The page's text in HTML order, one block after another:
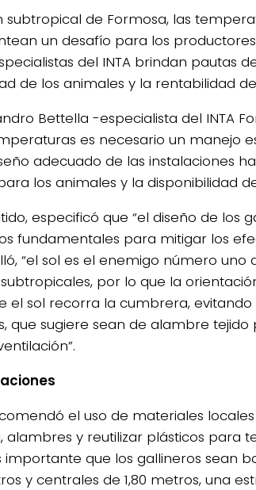
subtropical de Formosa, las
un desafío para los
del INTA brindan pautas
de los animales y la rentabilidad
Bettella -especialista del INTA
es necesario un manejo
adecuado de las instalaciones
los animales y la disponibilidad
especificó que “el diseño de los
fundamentales para mitigar los
“el sol es el enemigo número uno
por lo que la
el sol recorra la cumbrera,
que sugiere sean de alambre
el uso de materiales
alambres y reutilizar plásticos para
importante que los gallineros sean
y centrales de 1,80 metros, una